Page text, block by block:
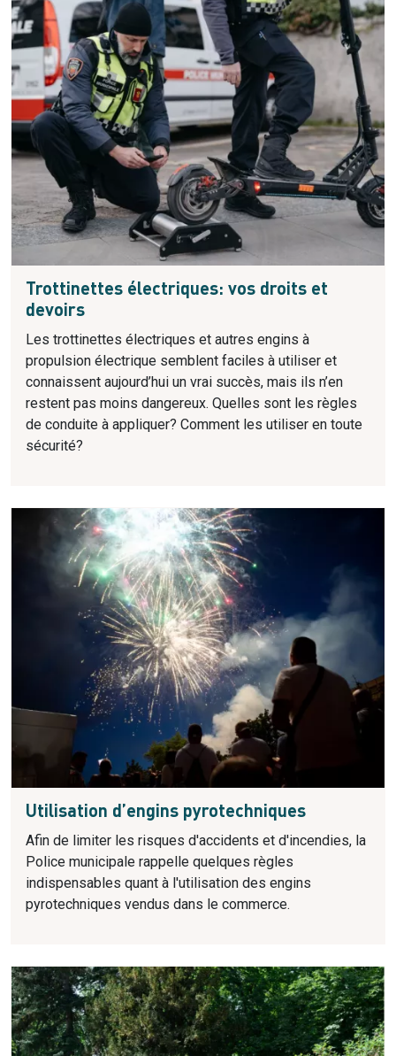
Trottinettes électriques: vos droits et
devoirs
Les trottinettes électriques et autres engins à
propulsion électrique semblent faciles à utiliser et
connaissent aujourd’hui un vrai succès, mais ils n’en
restent pas moins dangereux. Quelles sont les règles
de conduite à appliquer? Comment les utiliser en toute
sécurité?
Utilisation d’engins pyrotechniques
Afin de limiter les risques d'accidents et d'incendies, la
Police municipale rappelle quelques règles
indispensables quant à l'utilisation des engins
pyrotechniques vendus dans le commerce.